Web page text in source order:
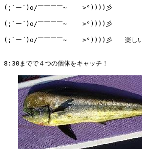
(;`ー´)o/￣￣￣￣~    >°))))彡
(;`ー´)o/￣￣￣￣~    >°))))彡
(;`ー´)o/￣￣￣￣~    >°))))彡　　楽しい
8:30までで４つの個体をキャッチ！